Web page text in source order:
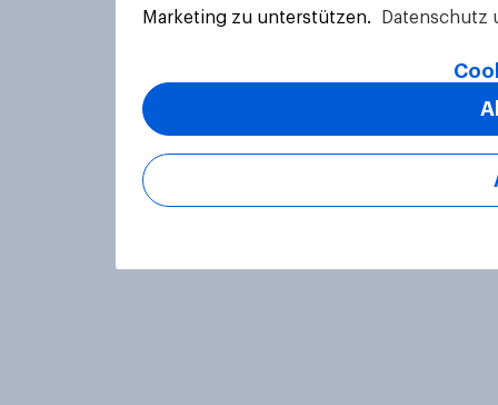
Marketing zu unterstützen. Datenschutz